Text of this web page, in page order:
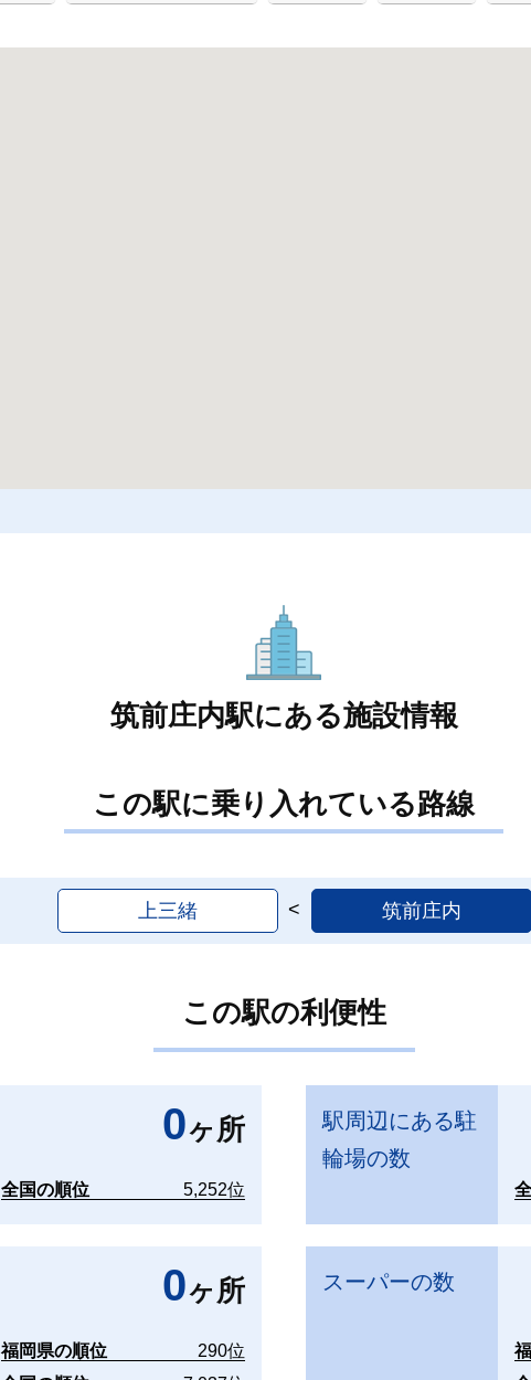
筑前庄内駅にある施設情報
この駅に乗り入れている路線
上三緒 筑前庄内
この駅の利便性
0ヶ所
全国の順位 5,252位
駅周辺にある駐
輪場の数
0ヶ所
福岡県の順位
290位
スーパーの数